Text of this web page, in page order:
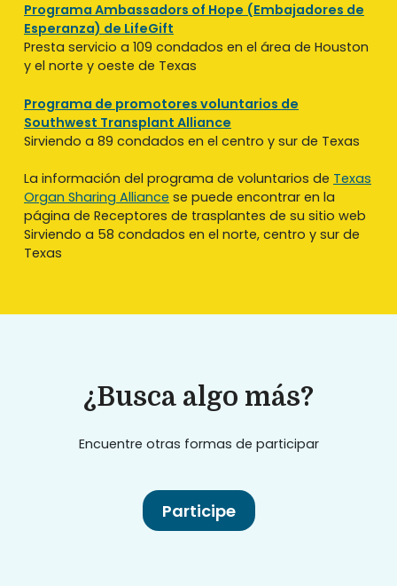
Programa Ambassadors of Hope (Embajadores de
Esperanza) de LifeGift
Presta servicio a 109 condados en el área de Houston
y el norte y oeste de Texas
Programa de promotores voluntarios de
Southwest Transplant Alliance
Sirviendo a 89 condados en el centro y sur de Texas
La información del programa de voluntarios de Texas
Organ Sharing Alliance se puede encontrar en la
página de Receptores de trasplantes de su sitio web
Sirviendo a 58 condados en el norte, centro y sur de
Texas
¿Busca algo más?
Encuentre otras formas de participar
Participe